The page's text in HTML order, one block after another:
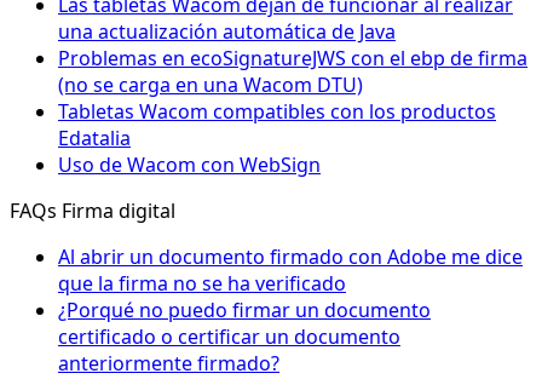
una actualización automática de Java
Problemas en ecoSignatureJWS con el ebp de firma
(no se carga en una Wacom DTU)
Tabletas Wacom compatibles con los productos
Edatalia
Uso de Wacom con WebSign
FAQs Firma digital
Al abrir un documento firmado con Adobe me dice
que la firma no se ha verificado
¿Porqué no puedo firmar un documento
certificado o certificar un documento
anteriormente firmado?